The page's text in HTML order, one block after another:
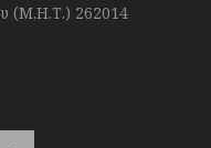
(Μ.Η.Τ.) 262014